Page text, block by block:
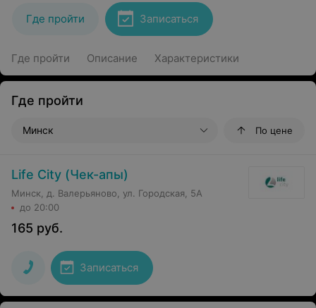
Где пройти Записаться
Где пройти Описание Характеристики
Где пройти
Минск По цене
Life City (Чек-апы)
Минск, д. Валерьяново, ул. Городская, 5А
до 20:00
165 руб.
Записаться